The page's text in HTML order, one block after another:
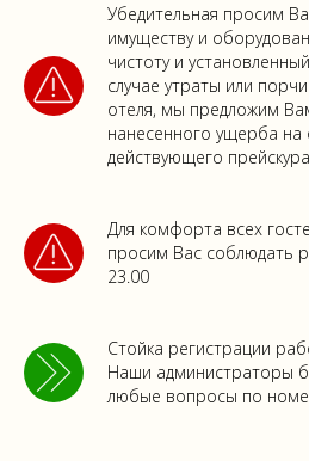
Убедительная просим
имуществу и
чистоту и
случае утраты или
отеля, мы предложим
нанесенного ущерба на
действующего
Для комфорта всех
просим Вас соблюдать
23.00
Стойка регистрации
Наши администраторы
любые вопросы по
г. Санкт-Петерубрг.
Приморское шоссе 468
СПА-комплекс
Акции
Мероприятия
Услуги
Фотогаллеря